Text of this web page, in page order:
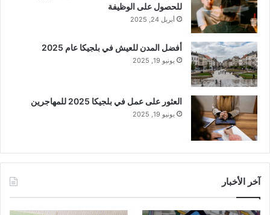
للحصول على الوظيفة
أبريل 24, 2025
أفضل المدن للعيش في بلجيكا عام 2025
يونيو 19, 2025
العثور على عمل في بلجيكا 2025 للمهاجرين
يونيو 19, 2025
آخر الأخبار